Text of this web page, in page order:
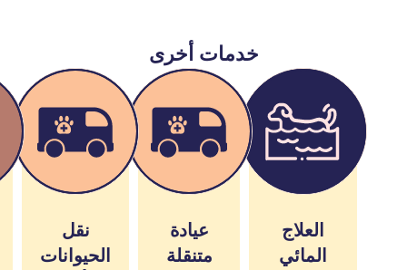
خدمات أخرى
العلاج
المائي
عيادة
متنقلة
نقل
الحيوانات